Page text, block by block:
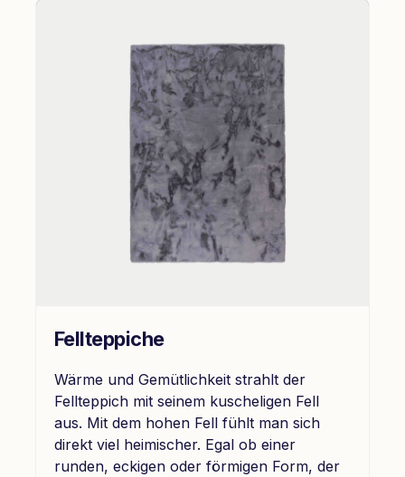
Fellteppiche
Wärme und Gemütlichkeit strahlt der
Fellteppich mit seinem kuscheligen Fell
aus. Mit dem hohen Fell fühlt man sich
direkt viel heimischer. Egal ob einer
runden, eckigen oder förmigen Form, der